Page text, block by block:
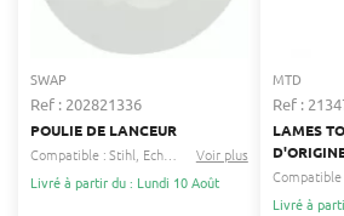
SWAP
Ref : 202821336
POULIE DE LANCEUR
Compatible :Stihl Echo
Voir plus
Livré à partir du : Lundi 10 Août
MTD
Ref :
LAMES
04053C
Compatible
Livré à